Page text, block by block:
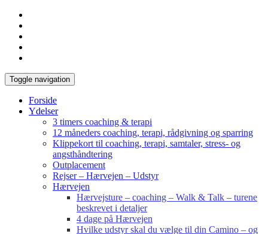
Toggle navigation
Forside
Ydelser
3 timers coaching & terapi
12 måneders coaching, terapi, rådgivning og sparring
Klippekort til coaching, terapi, samtaler, stress- og
angsthåndtering
Outplacement
Rejser – Hærvejen – Udstyr
Hærvejen
Hærvejsture – coaching – Walk & Talk – turene
beskrevet i detaljer
4 dage på Hærvejen
Hvilke udstyr skal du vælge til din Camino – og